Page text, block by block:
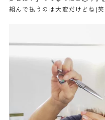
組んで払うのは大変だけどね(笑